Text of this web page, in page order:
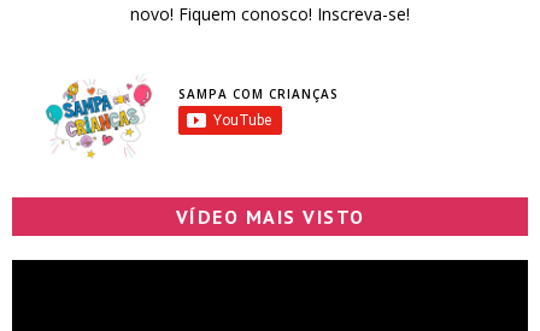
novo! Fiquem conosco! Inscreva-se!
SAMPA COM CRIANÇAS
VÍDEO MAIS VISTO